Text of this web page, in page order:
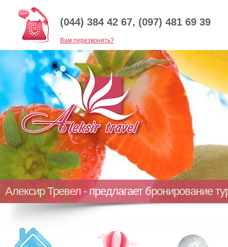
(044) 384 42 67, (097) 481 69 39
Baм перезвонить?
Алексир Тревел - предлагает бронирование